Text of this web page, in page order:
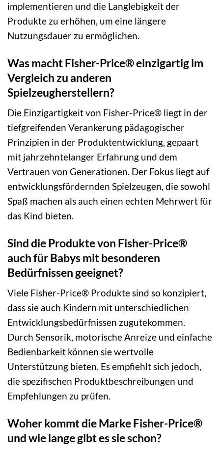
implementieren und die Langlebigkeit der
Produkte zu erhöhen, um eine längere
Nutzungsdauer zu ermöglichen.
Was macht Fisher-Price® einzigartig im
Vergleich zu anderen
Spielzeugherstellern?
Die Einzigartigkeit von Fisher-Price® liegt in der
tiefgreifenden Verankerung pädagogischer
Prinzipien in der Produktentwicklung, gepaart
mit jahrzehntelanger Erfahrung und dem
Vertrauen von Generationen. Der Fokus liegt auf
entwicklungsfördernden Spielzeugen, die sowohl
Spaß machen als auch einen echten Mehrwert für
das Kind bieten.
Sind die Produkte von Fisher-Price®
auch für Babys mit besonderen
Bedürfnissen geeignet?
Viele Fisher-Price® Produkte sind so konzipiert,
dass sie auch Kindern mit unterschiedlichen
Entwicklungsbedürfnissen zugutekommen.
Durch Sensorik, motorische Anreize und einfache
Bedienbarkeit können sie wertvolle
Unterstützung bieten. Es empfiehlt sich jedoch,
die spezifischen Produktbeschreibungen und
Empfehlungen zu prüfen.
Woher kommt die Marke Fisher-Price®
und wie lange gibt es sie schon?